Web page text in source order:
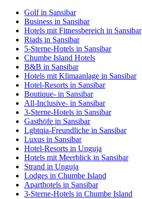
Golf in Sansibar
Business in Sansibar
Hotels mit Fitnessbereich in Sansibar
Riads in Sansibar
5-Sterne-Hotels in Sansibar
Chumbe Island Hotels
B&B in Sansibar
Hotels mit Klimaanlage in Sansibar
Hotel-Resorts in Sansibar
Boutique- in Sansibar
All-Inclusive- in Sansibar
3-Sterne-Hotels in Sansibar
Gasthöfe in Sansibar
Lgbtqia-Freundliche in Sansibar
Luxus in Sansibar
Hotel-Resorts in Unguja
Hotels mit Meerblick in Sansibar
Strand in Unguja
Lodges in Chumbe Island
Aparthotels in Sansibar
3-Sterne-Hotels in Chumbe Island